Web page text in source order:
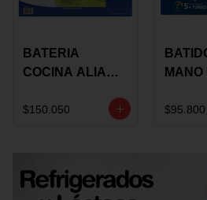
BATERIA
COCINA ALIADA
PIEZAS
$150.050 $95.800